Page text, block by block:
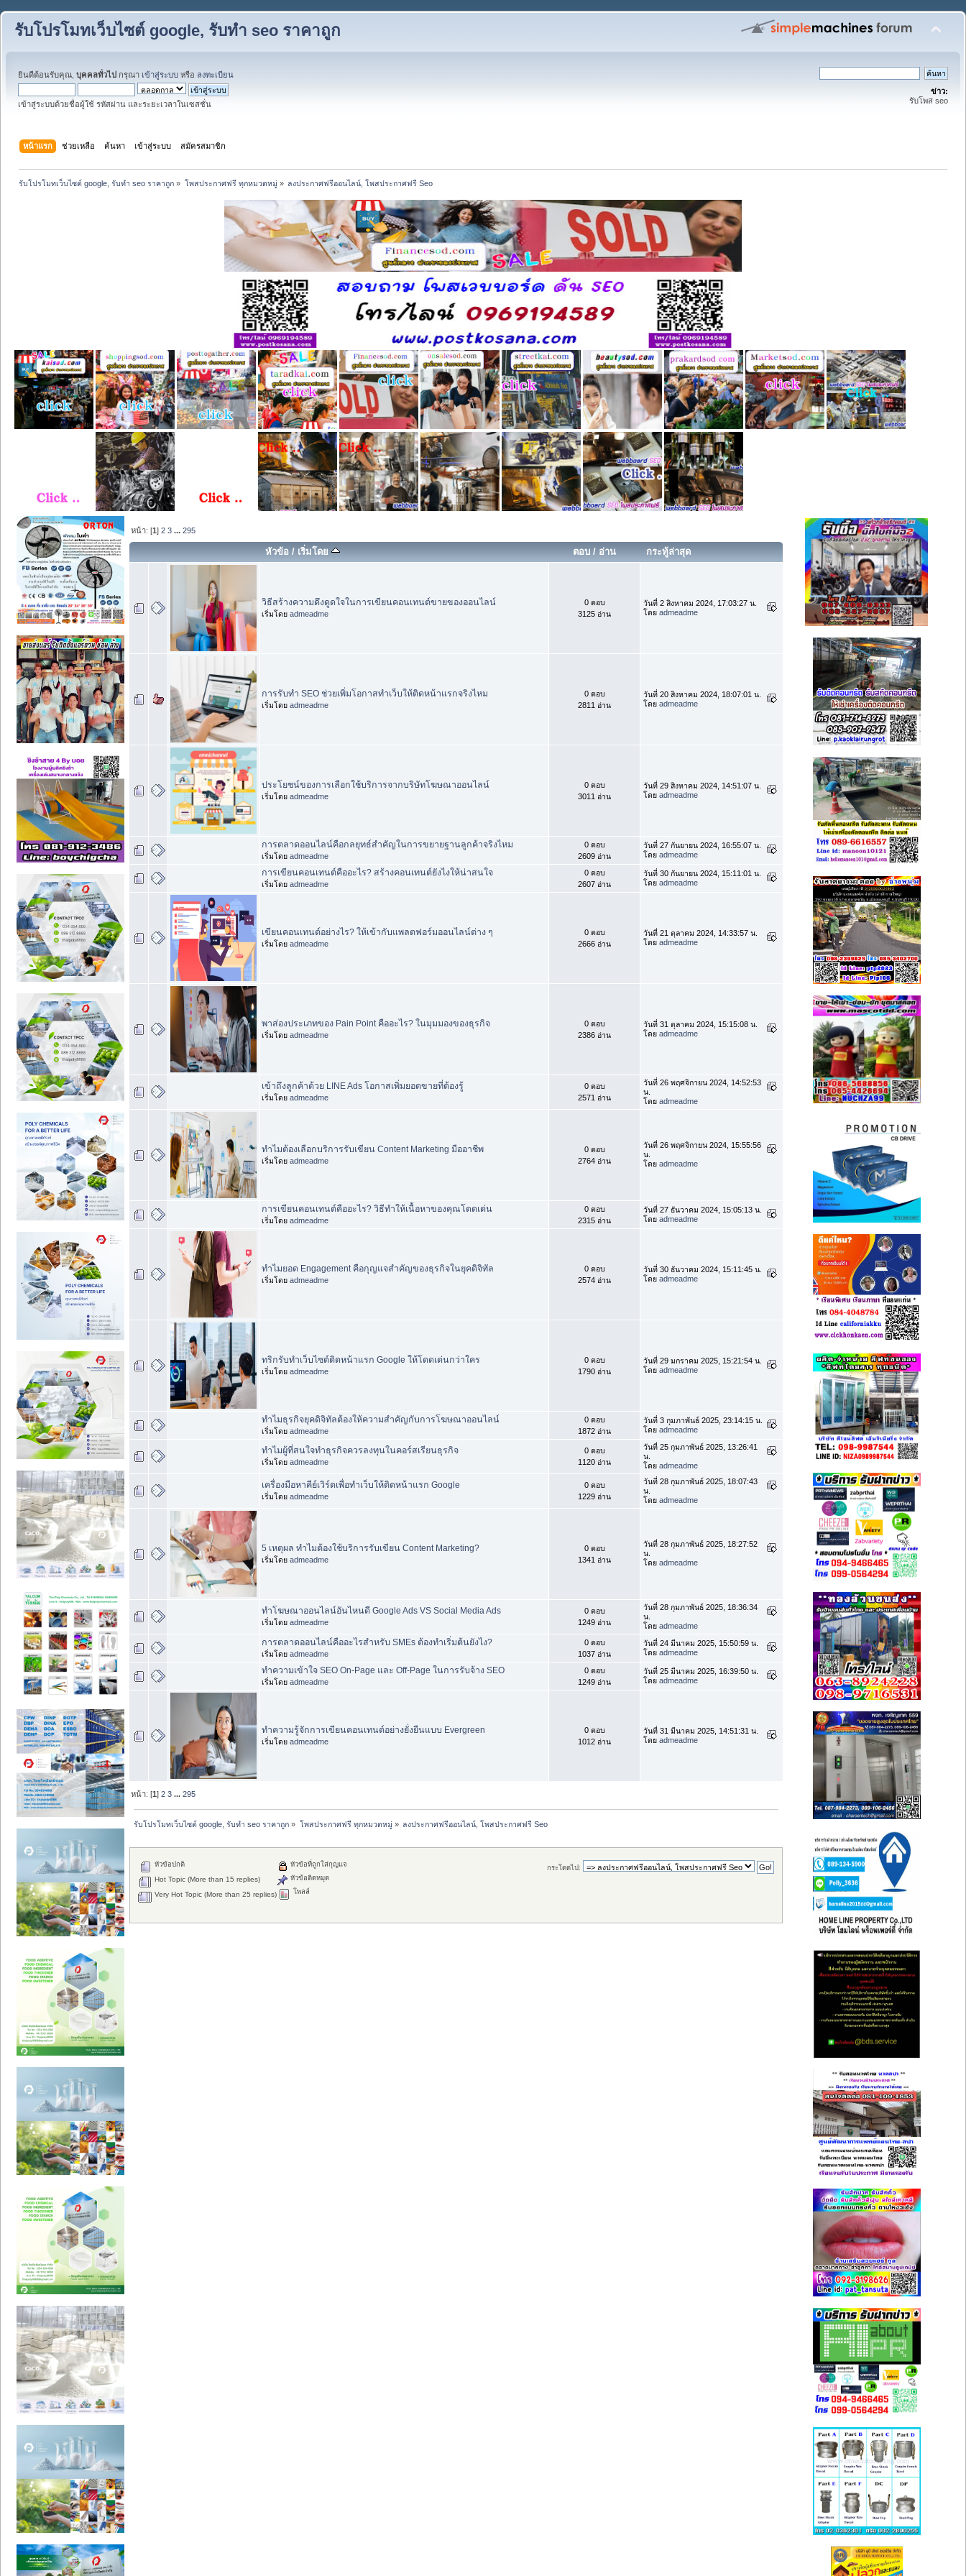
รับโปรโมทเว็บไซต์ google, รับทำ seo ราคาถูก
ยินดีต้อนรับคุณ, บุคคลทั่วไป กรุณา เข้าสู่ระบบ หรือ ลงทะเบียน
เข้าสู่ระบบด้วยชื่อผู้ใช้ รหัสผ่าน และระยะเวลาในเซสชั่น
ข่าว:
รับโพส seo
หน้าแรก ช่วยเหลือ ค้นหา เข้าสู่ระบบ สมัครสมาชิก
รับโปรโมทเว็บไซต์ google, รับทำ seo ราคาถูก » โพสประกาศฟรี ทุกหมวดหมู่» ลงประกาศฟรีออนไลน์, โพสประกาศฟรี Seo
หน้า: [1]2 3 ...295
หัวข้อ / เริ่มโดย ตอบ/ อ่าน กระทู้ล่าสุด
วิธีสร้างความดึงดูดใจในการเขียนคอนเทนต์ขายของออนไลน์
เริ่มโดย admeadme
0 ตอบ
3125 อ่าน
วันที่ 2 สิงหาคม 2024, 17:03:27 น.
โดย admeadme
การรับทำ SEO ช่วยเพิ่มโอกาสทำเว็บให้ติดหน้าแรกจริงไหม
เริ่มโดย admeadme
0 ตอบ
2811 อ่าน
วันที่ 20 สิงหาคม 2024, 18:07:01 น.
โดย admeadme
ประโยชน์ของการเลือกใช้บริการจากบริษัทโฆษณาออนไลน์
เริ่มโดย admeadme
0 ตอบ
3011 อ่าน
วันที่ 29 สิงหาคม 2024, 14:51:07 น.
โดย admeadme
การตลาดออนไลน์คือกลยุทธ์สำคัญในการขยายฐานลูกค้าจริงไหม
เริ่มโดย admeadme
0 ตอบ
2609 อ่าน
วันที่ 27 กันยายน 2024, 16:55:07 น.
โดย admeadme
การเขียนคอนเทนต์คืออะไร? สร้างคอนเทนต์ยังไงให้น่าสนใจ
เริ่มโดย admeadme
0 ตอบ
2607 อ่าน
วันที่ 30 กันยายน 2024, 15:11:01 น.
โดย admeadme
เขียนคอนเทนต์อย่างไร? ให้เข้ากับแพลตฟอร์มออนไลน์ต่าง ๆ
เริ่มโดย admeadme
0 ตอบ
2666 อ่าน
วันที่ 21 ตุลาคม 2024, 14:33:57 น.
โดย admeadme
พาส่องประเภทของ Pain Point คืออะไร? ในมุมมองของธุรกิจ
เริ่มโดย admeadme
0 ตอบ
2386 อ่าน
วันที่ 31 ตุลาคม 2024, 15:15:08 น.
โดย admeadme
เข้าถึงลูกค้าด้วย LINE Ads โอกาสเพิ่มยอดขายที่ต้องรู้
เริ่มโดย admeadme
0 ตอบ
2571 อ่าน
วันที่ 26 พฤศจิกายน 2024, 14:52:53
น.
โดย admeadme
ทำไมต้องเลือกบริการรับเขียน Content Marketing มืออาชีพ
เริ่มโดย admeadme
0 ตอบ
2764 อ่าน
วันที่ 26 พฤศจิกายน 2024, 15:55:56
น.
โดย admeadme
การเขียนคอนเทนต์คืออะไร? วิธีทำให้เนื้อหาของคุณโดดเด่น
เริ่มโดย admeadme
0 ตอบ
2315 อ่าน
วันที่ 27 ธันวาคม 2024, 15:05:13 น.
โดย admeadme
ทำไมยอด Engagement คือกุญแจสำคัญของธุรกิจในยุคดิจิทัล
เริ่มโดย admeadme
0 ตอบ
2574 อ่าน
วันที่ 30 ธันวาคม 2024, 15:11:45 น.
โดย admeadme
ทริกรับทําเว็บไซต์ติดหน้าแรก Google ให้โดดเด่นกว่าใคร
เริ่มโดย admeadme
0 ตอบ
1790 อ่าน
วันที่ 29 มกราคม 2025, 15:21:54 น.
โดย admeadme
ทำไมธุรกิจยุคดิจิทัลต้องให้ความสำคัญกับการโฆษณาออนไลน์
เริ่มโดย admeadme
0 ตอบ
1872 อ่าน
วันที่ 3 กุมภาพันธ์ 2025, 23:14:15 น.
โดย admeadme
ทำไมผู้ที่สนใจทำธุรกิจควรลงทุนในคอร์สเรียนธุรกิจ
เริ่มโดย admeadme
0 ตอบ
1120 อ่าน
วันที่ 25 กุมภาพันธ์ 2025, 13:26:41
น.
โดย admeadme
เครื่องมือหาคีย์เวิร์ดเพื่อทำเว็บให้ติดหน้าแรก Google
เริ่มโดย admeadme
0 ตอบ
1229 อ่าน
วันที่ 28 กุมภาพันธ์ 2025, 18:07:43
น.
โดย admeadme
5 เหตุผล ทำไมต้องใช้บริการรับเขียน Content Marketing?
เริ่มโดย admeadme
0 ตอบ
1341 อ่าน
วันที่ 28 กุมภาพันธ์ 2025, 18:27:52
น.
โดย admeadme
ทำโฆษณาออนไลน์อันไหนดี Google Ads VS Social Media Ads
เริ่มโดย admeadme
0 ตอบ
1249 อ่าน
วันที่ 28 กุมภาพันธ์ 2025, 18:36:34
น.
โดย admeadme
การตลาดออนไลน์คืออะไรสำหรับ SMEs ต้องทำเริ่มต้นยังไง?
เริ่มโดย admeadme
0 ตอบ
1037 อ่าน
วันที่ 24 มีนาคม 2025, 15:50:59 น.
โดย admeadme
ทำความเข้าใจ SEO On-Page และ Off-Page ในการรับจ้าง SEO
เริ่มโดย admeadme
0 ตอบ
1249 อ่าน
วันที่ 25 มีนาคม 2025, 16:39:50 น.
โดย admeadme
ทำความรู้จักการเขียนคอนเทนต์อย่างยั่งยืนแบบ Evergreen
เริ่มโดย admeadme
0 ตอบ
1012 อ่าน
วันที่ 31 มีนาคม 2025, 14:51:31 น.
โดย admeadme
หน้า: [1]2 3 ...295
รับโปรโมทเว็บไซต์ google, รับทำ seo ราคาถูก » โพสประกาศฟรี ทุกหมวดหมู่» ลงประกาศฟรีออนไลน์, โพสประกาศฟรี Seo
กระโดดไป:
หัวข้อปกติ
Hot Topic (More than 15 replies)
Very Hot Topic (More than 25 replies)
หัวข้อที่ถูกใส่กุญแจ
หัวข้อติดหมุด
โพลล์